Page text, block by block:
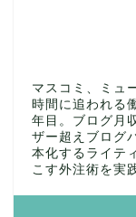
マスコミ、ミュ
時間に追われる
年目。ブログ月
ザー超えブログ
本化するライテ
こす外注術を実